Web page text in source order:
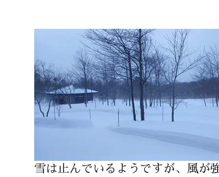
雪は止んでいるようですが、風が